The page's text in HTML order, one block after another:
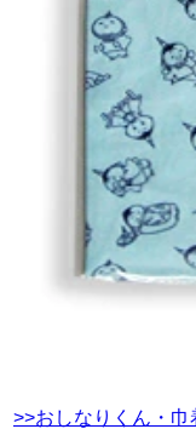
>>おしなりくん・